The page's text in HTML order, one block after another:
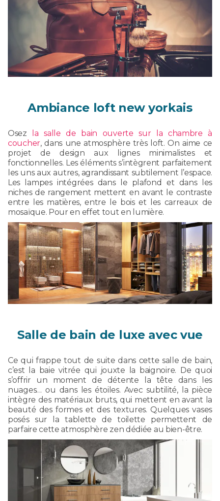
Ambiance loft new yorkais
Osez
la salle de bain ouverte sur la chambre à
coucher, dans une atmosphère très loft. On aime ce
projet de design aux lignes minimalistes et
fonctionnelles. Les éléments s’intègrent parfaitement
les uns aux autres, agrandissant subtilement l’espace.
Les lampes intégrées dans le plafond et dans les
niches de rangement mettent en avant le contraste
entre les matières, entre le bois et les carreaux de
mosaïque. Pour en effet tout en lumière.
Salle de bain de luxe avec vue
Ce qui frappe tout de suite dans cette salle de bain,
c’est la baie vitrée qui jouxte la baignoire. De quoi
s’offrir un moment de détente la tête dans les
nuages… ou dans les étoiles. Avec subtilité, la pièce
intègre des matériaux bruts, qui mettent en avant la
beauté des formes et des textures. Quelques vases
posés sur la tablette de toilette permettent de
parfaire cette atmosphère zen dédiée au bien-être.